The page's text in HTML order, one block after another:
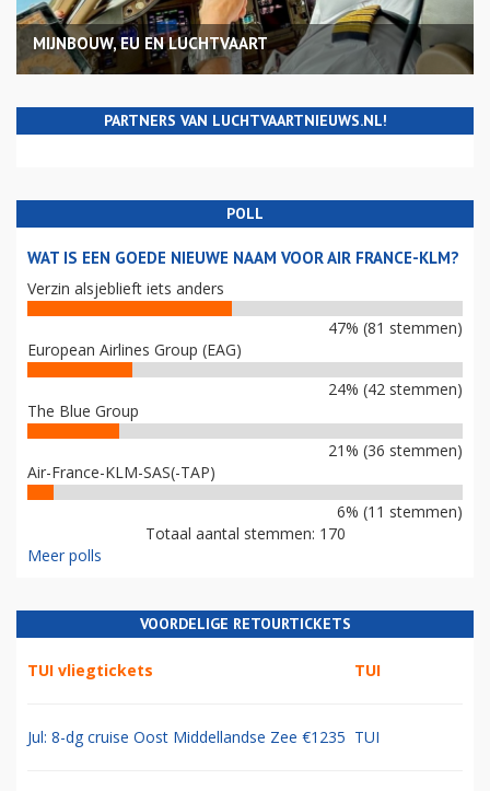
MIJNBOUW, EU EN LUCHTVAART
PARTNERS VAN LUCHTVAARTNIEUWS.NL!
POLL
WAT IS EEN GOEDE NIEUWE NAAM VOOR AIR FRANCE-KLM?
Verzin alsjeblieft iets anders
47% (81 stemmen)
European Airlines Group (EAG)
24% (42 stemmen)
The Blue Group
21% (36 stemmen)
Air-France-KLM-SAS(-TAP)
6% (11 stemmen)
Totaal aantal stemmen: 170
Meer polls
VOORDELIGE RETOURTICKETS
TUI vliegtickets TUI
Jul: 8-dg cruise Oost Middellandse Zee €1235 TUI